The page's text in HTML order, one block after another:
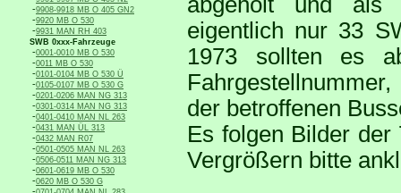
-9908-9918 MB O 405 GN2
-9920 MB O 530
-9931 MAN RH 403
SWB 0xxx-Fahrzeuge
-0001-0010 MB O 530
-0011 MB O 530
-0101-0104 MB O 530 Ü
-0105-0107 MB O 530 G
-0201-0206 MAN NG 313
-0301-0314 MAN NG 313
-0401-0410 MAN NL 263
-0431 MAN ÜL 313
-0432 MAN R07
-0501-0505 MAN NL 263
-0506-0511 MAN NG 313
-0601-0619 MB O 530
-0620 MB O 530 G
eigentlich nur 33
1973 sollten es
der betroffenen
Es folgen Bilder
Vergrößern bitte